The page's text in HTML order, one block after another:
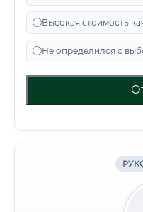
Высокая стоимость
Не определился с